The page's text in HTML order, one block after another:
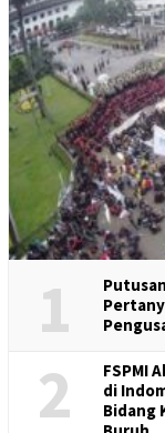
1
2
FSPMI
di
Bidang